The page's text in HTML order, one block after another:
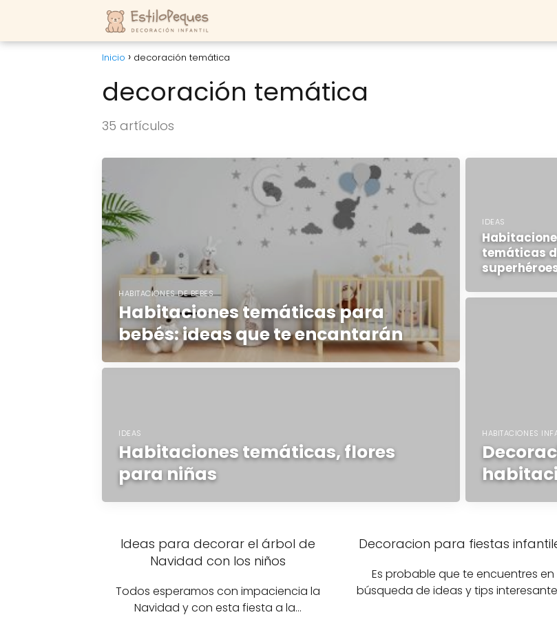
Inicio decoración temática
decoración temática
35 artículos
HABITACIONES DE BEBES
Habitaciones temáticas para
bebés: ideas que te encantarán
IDEAS
temáticas
IDEAS
Habitaciones temáticas, flores
para niñas
HABITACIONES
Ideas para decorar el árbol de
Navidad con los niños
Todos esperamos con impaciencia la
Navidad y con esta fiesta a la…
Decoracion para fiestas
Es probable que te encuentres en
búsqueda de ideas y tips